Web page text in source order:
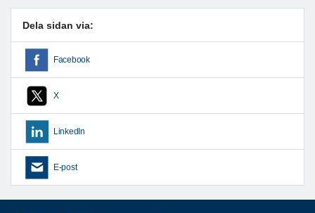
Dela sidan via:
Facebook
X
LinkedIn
E-post